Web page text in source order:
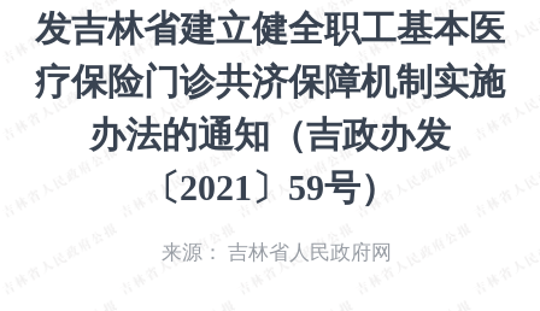
发吉林省建立健全职工基本医
疗保险门诊共济保障机制实施
办法的通知（吉政办发
〔2021〕59号）
来源： 吉林省人民政府网